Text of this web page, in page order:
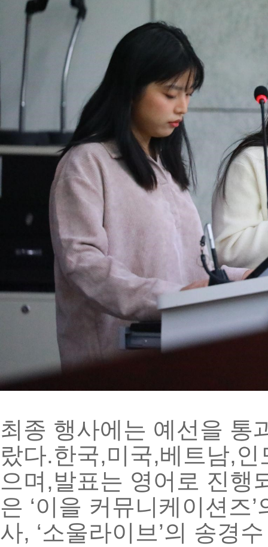
최종 행사에는 예선을 통
랐다.한국,미국,베트남,인
으며 ,발표는 영어로 진행
은 ‘이을 커뮤니케이션즈’
사, ‘소울라이브 ’의 송경수